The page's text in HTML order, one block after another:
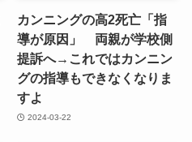
カンニングの高2死亡「指
導が原因」 両親が学校側
提訴へ→これではカンニン
グの指導もできなくなりま
すよ
2024-03-22